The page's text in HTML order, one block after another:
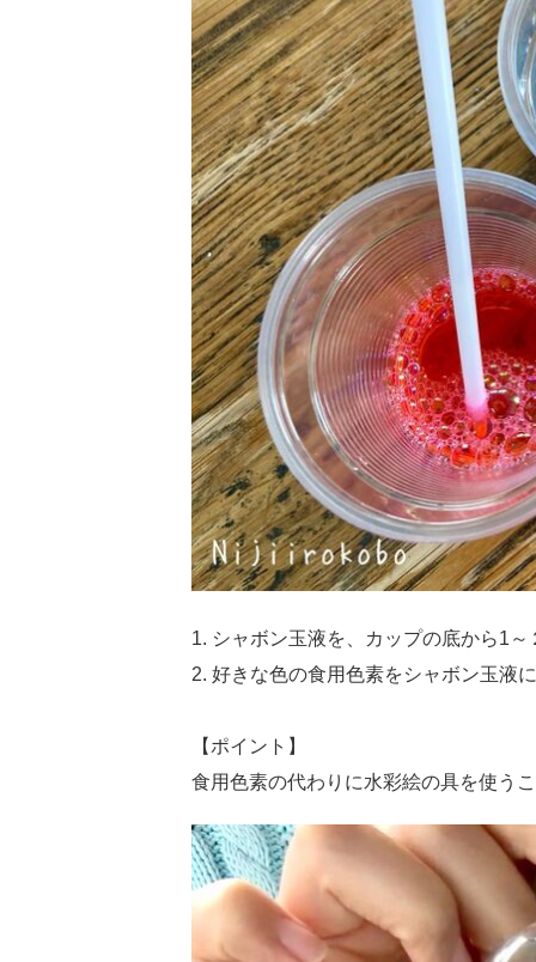
1. シャボン玉液を、カップの底から1
2. 好きな色の食用色素をシャボン玉液
【ポイント】
食用色素の代わりに水彩絵の具を使う